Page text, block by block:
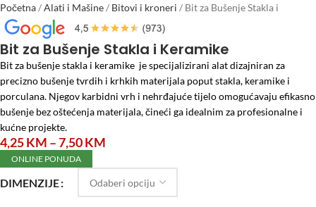
Početna/Alati i Mašine/ Bitovi i kroneri / Bit za Bušenje Stakla i
Keramike
Bit za Bušenje Stakla i Keramike
Bit za bušenje stakla i keramike je specijalizirani alat dizajniran za
precizno bušenje tvrdih i krhkih materijala poput stakla, keramike i
porculana. Njegov karbidni vrh i nehrđajuće tijelo omogućavaju efikasno
bušenje bez oštećenja materijala, čineći ga idealnim za profesionalne i
kućne projekte.
4,25KM –7,50KM
ONLINE PONUDA
DIMENZIJE